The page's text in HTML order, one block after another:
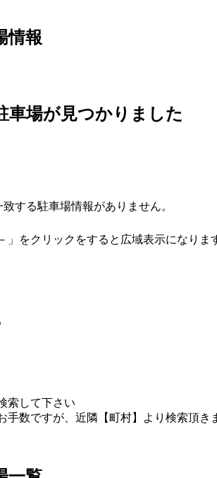
情報
車場が見つかりました
する駐車場情報がありません。
」をクリックをすると広域表示になりま
索して下さい
数ですが、近隣【町村】より検索頂き